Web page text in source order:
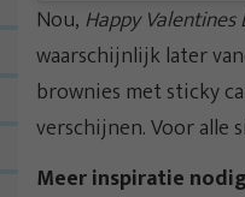
Nou, Happy Valentines
waarschijnlijk later
brownies met sticky
verschijnen. Voor alle
Meer inspiratie